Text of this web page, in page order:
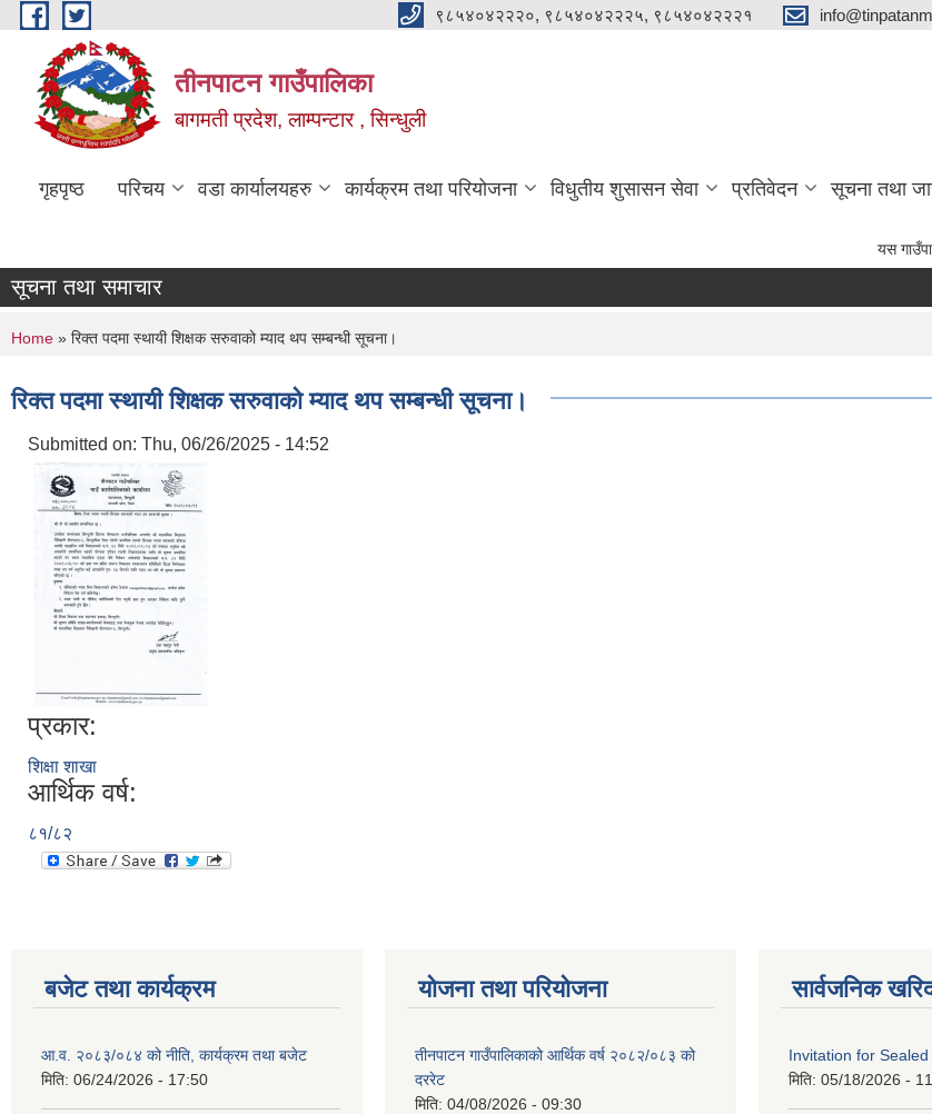
Skip to main content ९८५४०४२२२०, ९८५४०४२२२५, ९८५४०४२२२१
तीनपाटन गाउँपालिका
बागमती प्रदेश, लाम्पन्टार , सिन्धुली
गृहपृष्ठ परिचय वडा कार्यालयहरु कार्यक्रम तथा परियोजना विधुतीय शुसासन सेवा प्रतिवेदन सूचना तथा
यस गाउँपालिकाको
सूचना तथा समाचार
You are here
Home » रिक्त पदमा स्थायी शिक्षक सरुवाको म्याद थप सम्बन्धी सूचना।
रिक्त पदमा स्थायी शिक्षक सरुवाको म्याद थप सम्बन्धी सूचना।
Submitted on: Thu, 06/26/2025 - 14:52
प्रकार:
शिक्षा शाखा
आर्थिक वर्ष:
८१/८२
बजेट तथा कार्यक्रम
आ.व. २०८३/०८४ को नीति, कार्यक्रम तथा बजेट
मिति: 06/24/2026 - 17:50
योजना तथा परियोजना
तीनपाटन गाउँपालिकाको आर्थिक वर्ष २०८२/०८३ को
दररेट
मिति: 04/08/2026 - 09:30
सार्वजनिक
Invitation for Sealed
मिति: 05/18/2026 -